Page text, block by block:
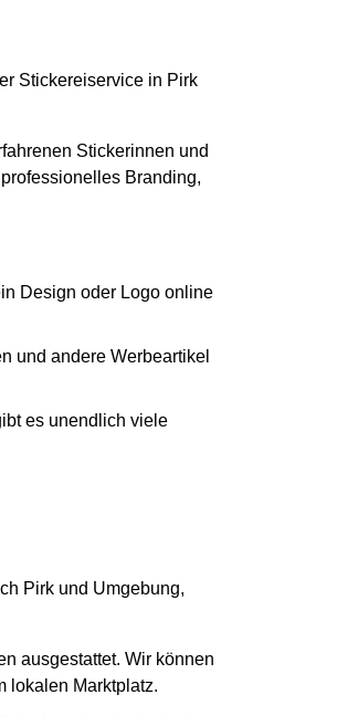
Stickereiservice in Pirk
Stickerinnen und
Branding,
Design oder Logo online
und andere Werbeartikel
es unendlich viele
Pirk und Umgebung,
ausgestattet. Wir können
lokalen Marktplatz.